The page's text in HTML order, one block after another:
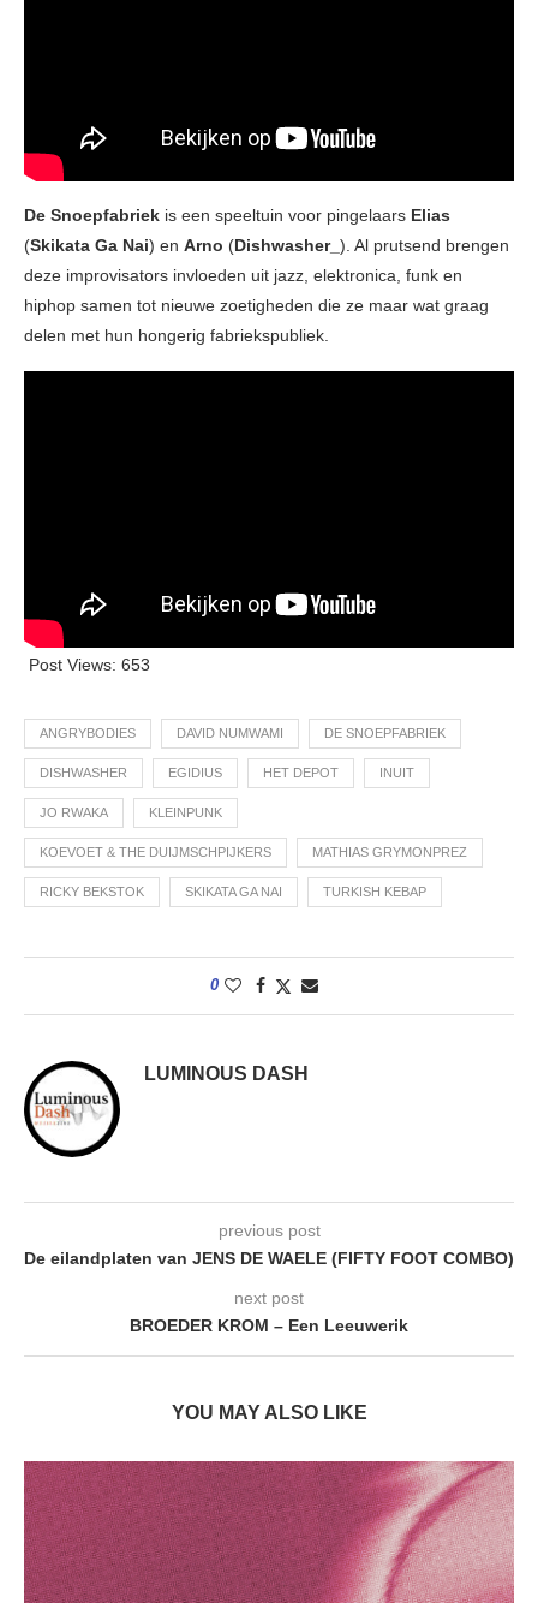
De Snoepfabriek is een speeltuin voor pingelaars Elias
(Skikata Ga Nai) en Arno (Dishwasher_ ). Al prutsend brengen
deze improvisators invloeden uit jazz, elektronica, funk en
hiphop samen tot nieuwe zoetigheden die ze maar wat graag
delen met hun hongerig fabriekspubliek.
Post Views: 653
ANGRYBODIES DAVID NUMWAMI DE SNOEPFABRIEK
DISHWASHER EGIDIUS HET DEPOT INUIT
JO RWAKA KLEINPUNK
KOEVOET & THE DUIJMSCHPIJKERS MATHIAS GRYMONPREZ
RICKY BEKSTOK SKIKATA GA NAI TURKISH KEBAP
0
LUMINOUS DASH
previous post
De eilandplaten van JENS DE WAELE (FIFTY FOOT COMBO)
next post
BROEDER KROM – Een Leeuwerik
YOU MAY ALSO LIKE